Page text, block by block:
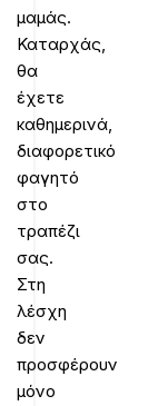
μαμάς.
Καταρχάς,
θα
έχετε
καθημερινά,
διαφορετικό
φαγητό
στο
τραπέζι
σας.
Στη
λέσχη
δεν
προσφέρουν
μόνο